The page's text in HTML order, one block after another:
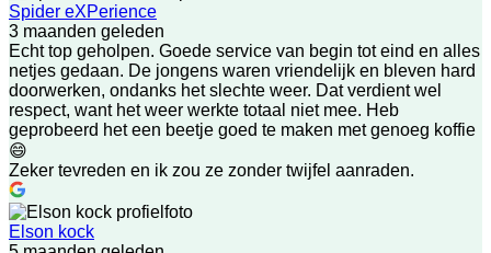
Spider eXPerience
3 maanden geleden
Echt top geholpen. Goede service van begin tot eind en alles
netjes gedaan. De jongens waren vriendelijk en bleven hard
doorwerken, ondanks het slechte weer. Dat verdient wel
respect, want het weer werkte totaal niet mee. Heb
geprobeerd het een beetje goed te maken met genoeg koffie
😄
Zeker tevreden en ik zou ze zonder twijfel aanraden.
Elson kock